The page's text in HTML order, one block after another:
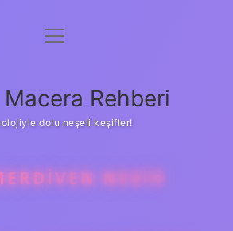
Anasayfa
Yasal Uyarı
menüyü
Rehberi
dolu neşeli keşifler!
NEDIR